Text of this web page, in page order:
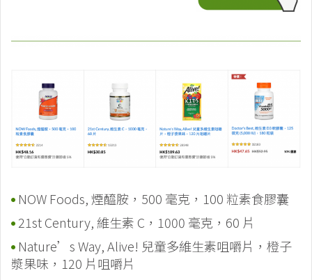
NOW Foods, 煙醯胺，500 毫克，100 粒素食膠囊
21st Century, 維生素 C，1000 毫克，60 片
Nature’s Way, Alive! 兒童多維生素咀嚼片，橙子
漿果味，120 片咀嚼片